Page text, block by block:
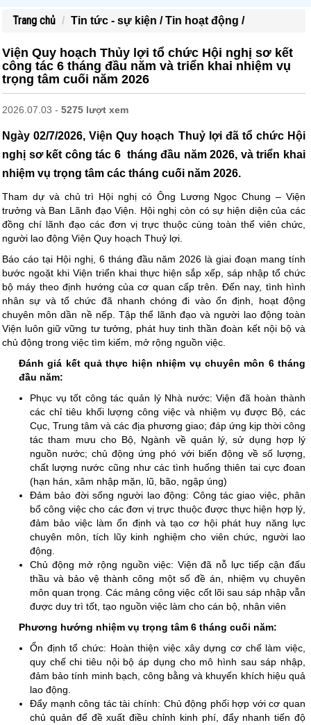
Trang chủ Tin tức - sự kiện /Tin hoạt động /
Viện Quy hoạch Thủy lợi tổ chức Hội nghị sơ kết
công tác 6 tháng đầu năm và triển khai nhiệm vụ
trọng tâm cuối năm 2026
2026.07.03 - 5275 lượt xem
Ngày 02/7/2026, Viện Quy hoạch Thuỷ lợi đã tổ chức Hội
nghị sơ kết công tác 6 tháng đầu năm 2026, và triển khai
nhiệm vụ trọng tâm các tháng cuối năm 2026.
Tham dự và chủ trì Hội nghị có Ông Lương Ngọc Chung – Viện
trưởng và Ban Lãnh đạo Viện. Hội nghị còn có sự hiện diện của các
đồng chí lãnh đạo các đơn vị trực thuộc cùng toàn thể viên chức,
người lao động Viện Quy hoạch Thuỷ lợi.
Báo cáo tại Hội nghị, 6 tháng đầu năm 2026 là giai đoạn mang tính
bước ngoặt khi Viện triển khai thực hiện sắp xếp, sáp nhập tổ chức
bộ máy theo định hướng của cơ quan cấp trên. Đến nay, tình hình
nhân sự và tổ chức đã nhanh chóng đi vào ổn định, hoạt động
chuyên môn dần nề nếp. Tập thể lãnh đạo và người lao động toàn
Viện luôn giữ vững tư tưởng, phát huy tinh thần đoàn kết nội bộ và
chủ động trong việc tìm kiếm, mở rộng nguồn việc.
Đánh giá kết quả thực hiện nhiệm vụ chuyên môn 6 tháng
đầu năm:
Phục vụ tốt công tác quản lý Nhà nước: Viện đã hoàn thành
các chỉ tiêu khối lượng công việc và nhiệm vụ được Bộ, các
Cục, Trung tâm và các địa phương giao; đáp ứng kịp thời công
tác tham mưu cho Bộ, Ngành về quản lý, sử dụng hợp lý
nguồn nước; chủ động ứng phó với biến động về số lượng,
chất lượng nước cũng như các tình huống thiên tai cực đoan
(hạn hán, xâm nhập mặn, lũ, bão, ngập úng)
Đảm bảo đời sống người lao động: Công tác giao việc, phân
bổ công việc cho các đơn vị trực thuộc được thực hiện hợp lý,
đảm bảo việc làm ổn định và tạo cơ hội phát huy năng lực
chuyên môn, tích lũy kinh nghiệm cho viên chức, người lao
động.
Chủ động mở rộng nguồn việc: Viện đã nỗ lực tiếp cận đấu
thầu và bảo vệ thành công một số đề án, nhiệm vụ chuyên
môn quan trọng. Các mảng công việc cốt lõi sau sáp nhập vẫn
được duy trì tốt, tạo nguồn việc làm cho cán bộ, nhân viên
Phương hướng nhiệm vụ trọng tâm 6 tháng cuối năm:
Ổn định tổ chức: Hoàn thiện việc xây dựng cơ chế làm việc,
quy chế chi tiêu nội bộ áp dụng cho mô hình sau sáp nhập,
đảm bảo tính minh bạch, công bằng và khuyến khích hiệu quả
lao động.
Đẩy mạnh công tác tài chính: Chủ động phối hợp với cơ quan
chủ quản để đề xuất điều chỉnh kinh phí, đẩy nhanh tiến độ